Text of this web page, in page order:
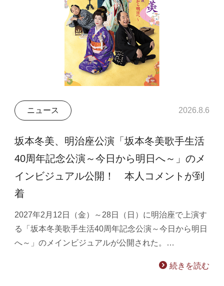
ニュース 2026.8.6
坂本冬美、明治座公演「坂本冬美歌手生活
40周年記念公演～今日から明日へ～」のメ
インビジュアル公開！ 本人コメントが到
着
2027年2月12日（金）～28日（日）に明治座で上演す
る「坂本冬美歌手生活40周年記念公演～今日から明日
へ～」のメインビジュアルが公開された。…
続きを読む